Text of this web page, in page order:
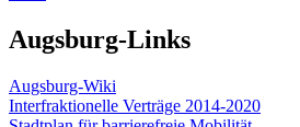
Augsburg-Links
Augsburg-Wiki
Interfraktionelle Verträge 2014-2020